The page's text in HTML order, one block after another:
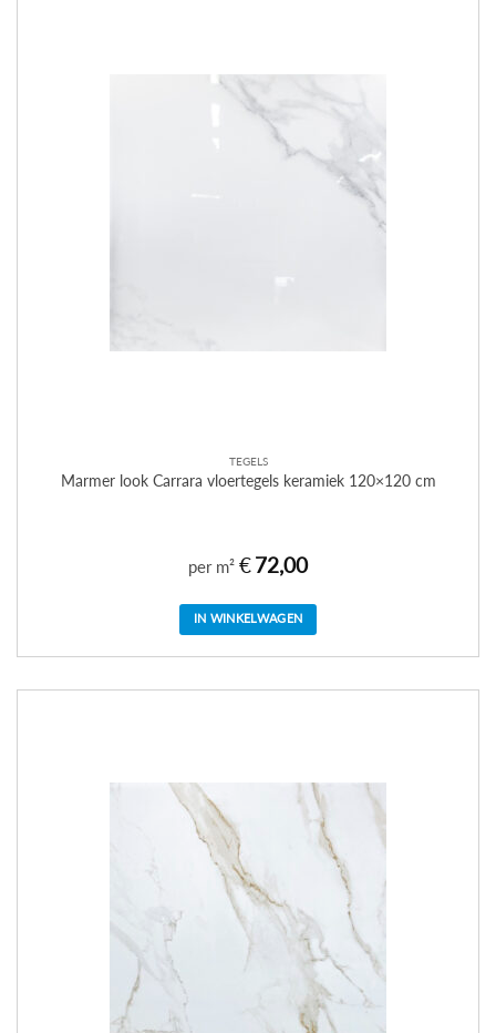
TEGELS
Marmer look Carrara vloertegels keramiek 120×120 cm
per m² €72,00
IN WINKELWAGEN